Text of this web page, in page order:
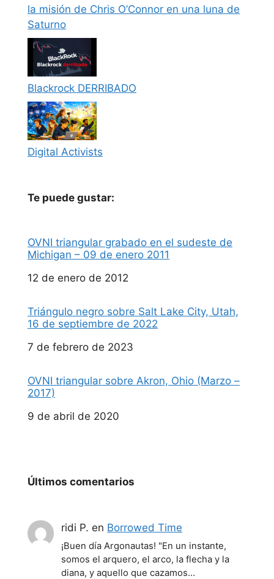
la misión de Chris O’Connor en una luna de
Saturno
Blackrock DERRIBADO
Digital Activists
Te puede gustar:
OVNI triangular grabado en el sudeste de
Michigan – 09 de enero 2011
Fecha
12 de enero de 2012
Triángulo negro sobre Salt Lake City, Utah,
16 de septiembre de 2022
Fecha
7 de febrero de 2023
OVNI triangular sobre Akron, Ohio (Marzo –
2017)
Fecha
9 de abril de 2020
Últimos comentarios
ridi P. en Borrowed Time
¡Buen día Argonautas! "En un instante,
somos el arquero, el arco, la flecha y la
diana, y aquello que cazamos…